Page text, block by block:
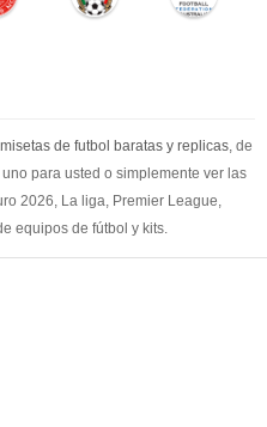
de futbol baratas y replicas , de
para usted o simplemente ver las
2026, La liga, Premier League,
equipos de fútbol y kits.
la tienda deportiva más grande de
del club de fútbol, ​​kits
más bajos!
de €17.6. Diseños de fútbol